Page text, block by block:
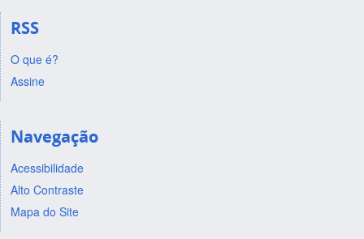
RSS
O que é?
Assine
Navegação
Acessibilidade
Alto Contraste
Mapa do Site